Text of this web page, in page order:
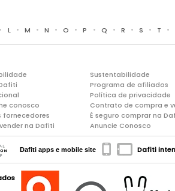
• L • M • N • O • P • Q • R • S • T •
conosco
fornecedores
na Dafiti
Sustentabilidade
Programa de afiliados
Política de privacidade
Contrato de compra e
É seguro comprar na
Anuncie Conosco
Dafiti apps e mobile site Dafiti